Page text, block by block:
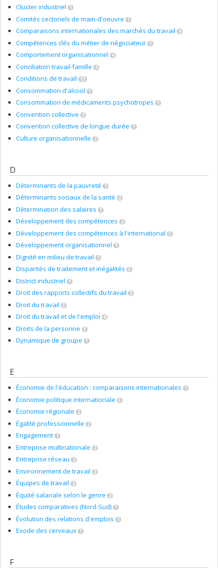
Cluster industriel 1
Comités sectoriels de main-d'oeuvre 1
Comparaisons internationales des marchés du travail 4
Compétences clés du métier de négociateur 1
Comportement organisationnel 4
Conciliation travail-famille 4
Conditions de travail 13
Consommation d'alcool 1
Consommation de médicaments psychotropes 1
Convention collective 2
Convention collective de longue durée 1
Culture organisationnelle 2
D
Déterminants de la pauvreté 1
Déterminants sociaux de la santé 2
Détermination des salaires 1
Développement des compétences 2
Développement des compétences à l'international 3
Développement organisationnel 1
Dignité en milieu de travail 1
Disparités de traitement et inégalités 3
District industriel 1
Droit des rapports collectifs du travail 2
Droit du travail 3
Droit du travail et de l'emploi 4
Droits de la personne 3
Dynamique de groupe 1
E
Économie de l'éducation : comparaisons internationales 1
Économie politique internationale 3
Économie régionale 2
Égalité professionnelle 2
Engagement 1
Entreprise multinationale 2
Entreprise réseau 2
Environnement de travail 2
Équipes de travail 2
Équité salariale selon le genre 2
Études comparatives (Nord-Sud) 1
Évolution des relations d'emplois 1
Exode des cerveaux 1
F